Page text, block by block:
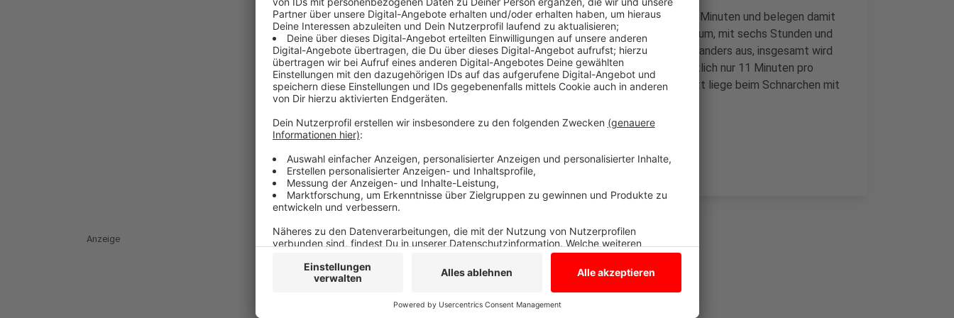
Die Münsteraner schlafen im Durchschnitt sechs Stunden und 45 Minuten und belegen damit
den ersten Platz, am wenigsten schlafen die Menschen aus Bochum, mit sechs Stunden und
21 Minuten. Bei der nächtlichen Schnarchdauer sieht es da schon anders aus, insgesamt wird
der Schlaf der Münsteraner, laut App-Auswertungen, durchschnittlich nur 11 Minuten pro
Nacht durch Schnarchen unterbrochen. Der deutsche Durchschnitt liege beim Schnarchen mit
rund 18 Minuten deutlich über dem weltweiten Wert.
Anzeige